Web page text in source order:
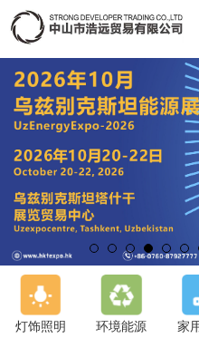
灯饰照明 环境能源 家